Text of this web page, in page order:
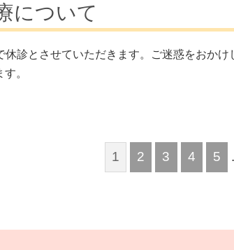
について
休診とさせていただきます。ご迷惑をおかけ
。
1 2 3 4 5